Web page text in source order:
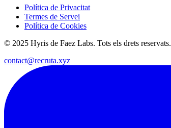
Política de Privacitat
Termes de Servei
Política de Cookies
© 2025 Hyris de Faez Labs. Tots els drets reservats.
contact@recruta.xyz